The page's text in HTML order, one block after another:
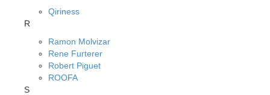
Qiriness
R
Ramon Molvizar
Rene Furterer
Robert Piguet
ROOFA
S